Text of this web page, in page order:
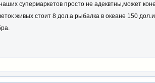
супермаркетов просто не адеквтны,может
живых стоит 8 дол.а рыбалка в океане 150